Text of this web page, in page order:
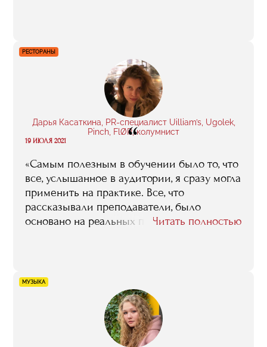
РЕСТОРАНЫ
Дарья Касаткина, PR-специалист Uilliam’s, Ugolek,
Pinch, FlØR, колумнист
“
19 ИЮЛЯ 2021
«Самым полезным в обучении было то, что
все, услышанное в аудитории, я сразу могла
применить на практике. Все, что
рассказывали преподаватели, было
основано на реальных примерах, реальных
использовать полученные знания в работе
с проектами, которые я вела в агентстве
„Аппетитный маркетинг“»
Читать полностью
МУЗЫКА